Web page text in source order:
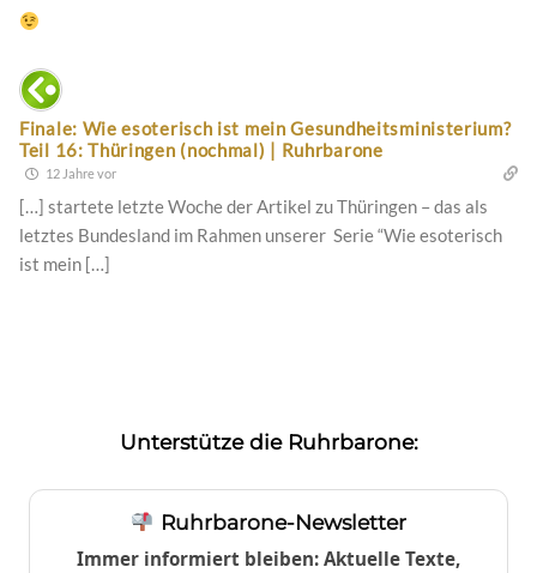
Finale: Wie esoterisch ist mein Gesundheitsministerium?
Teil 16: Thüringen (nochmal) | Ruhrbarone
12 Jahre vor
[…] startete letzte Woche der Artikel zu Thüringen – das als
letztes Bundesland im Rahmen unserer Serie “Wie esoterisch
ist mein […]
Unterstütze die Ruhrbarone:
Ruhrbarone-Newsletter
Immer informiert bleiben: Aktuelle Texte,